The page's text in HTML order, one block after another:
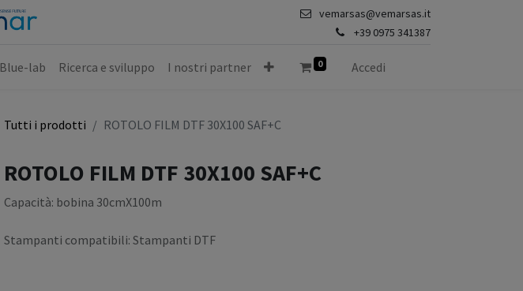
vemarsas@vemarsas.it
+39 0975 341387
Blue-lab Ricerca e sviluppo I nostri partner 0 Accedi
Tutti i prodotti ROTOLO FILM DTF 30X100 SAF+C
ROTOLO FILM DTF 30X100 SAF+C
Capacità: bobina 30cmX100m
Stampanti compatibili: Stampanti DTF